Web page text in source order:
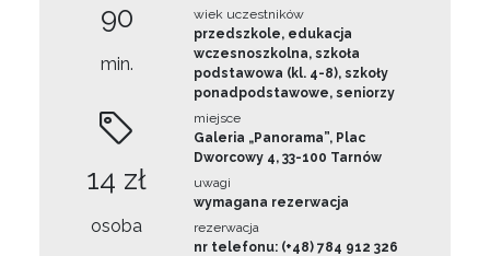
90
min.
14 zł
osoba
wiek uczestników
przedszkole, edukacja
wczesnoszkolna, szkoła
podstawowa (kl. 4-8), szkoły
ponadpodstawowe, seniorzy
miejsce
Galeria „Panorama”, Plac
Dworcowy 4, 33-100 Tarnów
uwagi
wymagana rezerwacja
rezerwacja
nr telefonu: (+48) 784 912 326